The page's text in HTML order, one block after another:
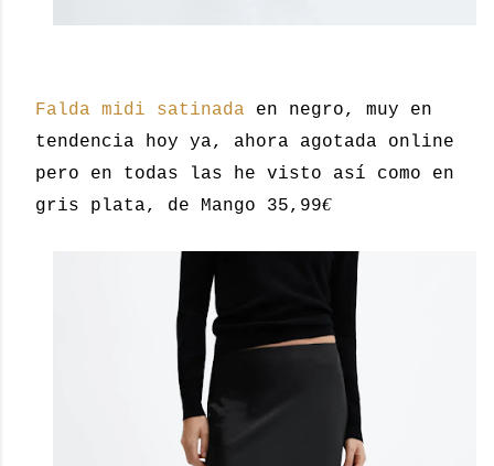
Falda midi satinada en negro, muy en
tendencia hoy ya, ahora agotada online
pero en todas las he visto así como en
gris plata, de Mango 35,99€